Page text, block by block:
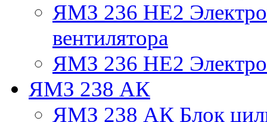
ЯМЗ 236 НЕ2
вентилятора
ЯМЗ 236 НЕ2
ЯМЗ 238 АК
ЯМЗ 238 АК Блок